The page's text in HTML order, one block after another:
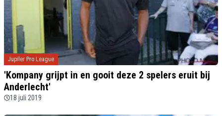
Jupiler Pro League
'Kompany grijpt in en gooit deze 2 spelers eruit bij
Anderlecht'
18 juli 2019